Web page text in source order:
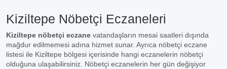
Kiziltepe Nöbetçi Eczaneleri
Kiziltepe nöbetçi eczane vatandaşların mesai saatleri dışında
mağdur edilmemesi adına hizmet sunar. Ayrıca nöbetçi eczane
listesi ile Kiziltepe bölgesi içerisinde hangi eczanelerin nöbetçi
olduğuna ulaşabilirsiniz. Nöbetçi eczanelerin her gün değişiyor